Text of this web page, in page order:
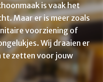
is vaak het
Maar er is meer zoals
voorziening of
. Wij draaien er
te zetten voor jouw